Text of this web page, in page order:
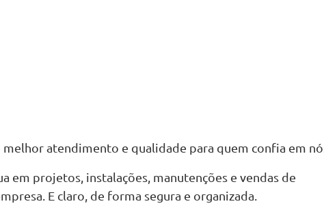
atendimento e qualidade para quem confia em
em projetos, instalações, manutenções e vendas de
E claro, de forma segura e organizada.